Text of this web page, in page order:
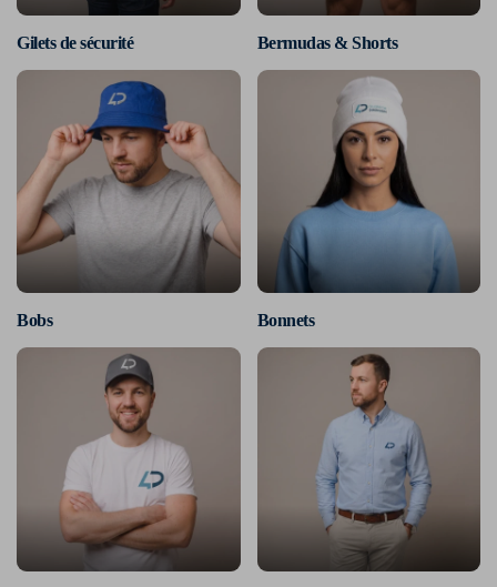
Gilets de sécurité Bermudas & Shorts
Bobs Bonnets